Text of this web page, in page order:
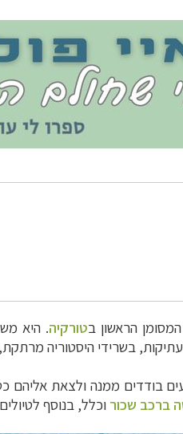
»
»
טורקיה. היא
בשרידי היסטוריה
רגלי בכ- 30 ימי מסע, או לבחור קטעים
ברכב שכור וכלל, בנוסף